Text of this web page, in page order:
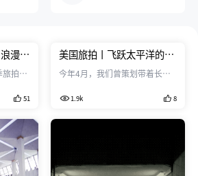
漫未
拍，
51
美国旅拍丨飞跃太平洋的长
板旅行
今年4月，我们曾策划带着长板
周蘑菇因滑板脚踝骨折，无奈取
国。 十一长假，再次带板上路，
1.9k 8